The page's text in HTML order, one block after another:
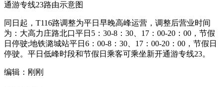
通游专线23路由示意图
同日起，T116路调整为平日早晚高峰运营，调整后营业时间
为：大高力庄路北口平日5：30-8：30、17：00-20：00，节假
日停驶;地铁潞城站平日6：00-8：30、17：00-20：00，节假日
停驶。平日低峰时段和节假日乘客可乘坐新开通游专线23。
编辑：刚刚